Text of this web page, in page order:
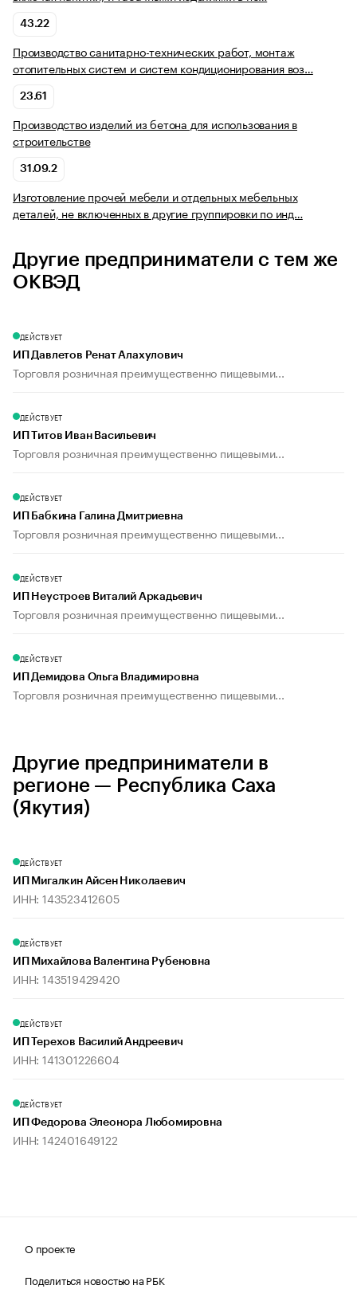
43.22
Производство санитарно-технических работ, монтаж
отопительных систем и систем кондиционирования воз…
23.61
Производство изделий из бетона для использования в
строительстве
31.09.2
Изготовление прочей мебели и отдельных мебельных
деталей, не включенных в другие группировки по инд…
Другие предприниматели с тем же
ОКВЭД
ДЕЙСТВУЕТ
ИП Давлетов Ренат Алахулович
Торговля розничная преимущественно пищевыми...
ДЕЙСТВУЕТ
ИП Титов Иван Васильевич
Торговля розничная преимущественно пищевыми...
ДЕЙСТВУЕТ
ИП Бабкина Галина Дмитриевна
Торговля розничная преимущественно пищевыми...
ДЕЙСТВУЕТ
ИП Неустроев Виталий Аркадьевич
Торговля розничная преимущественно пищевыми...
ДЕЙСТВУЕТ
ИП Демидова Ольга Владимировна
Торговля розничная преимущественно пищевыми...
Другие предприниматели в
регионе — Республика Саха
(Якутия)
ДЕЙСТВУЕТ
ИП Мигалкин Айсен Николаевич
ИНН: 143523412605
ДЕЙСТВУЕТ
ИП Михайлова Валентина Рубеновна
ИНН: 143519429420
ДЕЙСТВУЕТ
ИП Терехов Василий Андреевич
ИНН: 141301226604
ДЕЙСТВУЕТ
ИП Федорова Элеонора Любомировна
ИНН: 142401649122
О проекте
Поделиться новостью на РБК